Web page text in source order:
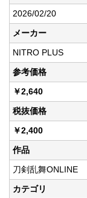
2026/02/20
メーカー
NITRO PLUS
参考価格
￥2,640
税抜価格
￥2,400
作品
刀剣乱舞ONLINE
カテゴリ